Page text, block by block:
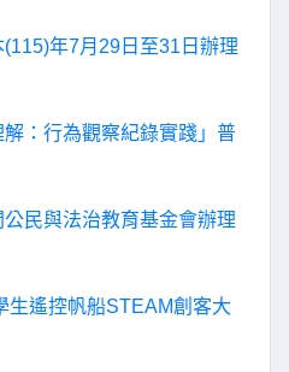
年7月29日至31日辦理
：行為觀察紀錄實踐」普
民與法治教育基金會辦理
生遙控帆船STEAM創客大